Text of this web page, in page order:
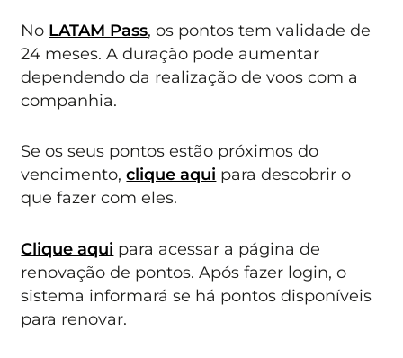
No LATAM Pass, os pontos tem validade de
24 meses. A duração pode aumentar
dependendo da realização de voos com a
companhia.
Se os seus pontos estão próximos do
vencimento,clique aqui para descobrir o
que fazer com eles.
Clique aqui para acessar a página de
renovação de pontos. Após fazer login, o
sistema informará se há pontos disponíveis
para renovar.